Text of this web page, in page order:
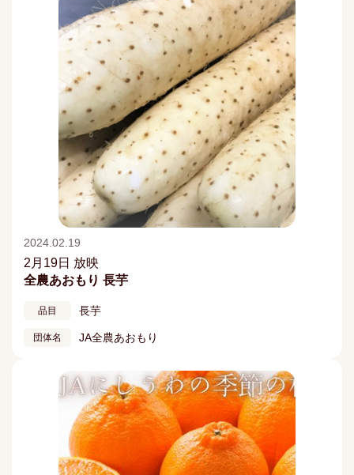
2024.02.19
2月19日 放映
全農あおもり 長芋
品目 長芋
団体名 JA全農あおもり